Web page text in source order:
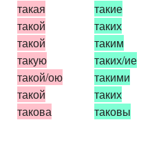
такая
такой
такой
такую
такой/ою
такой
такова
такие
таких
таким
таких/ие
такими
таких
таковы